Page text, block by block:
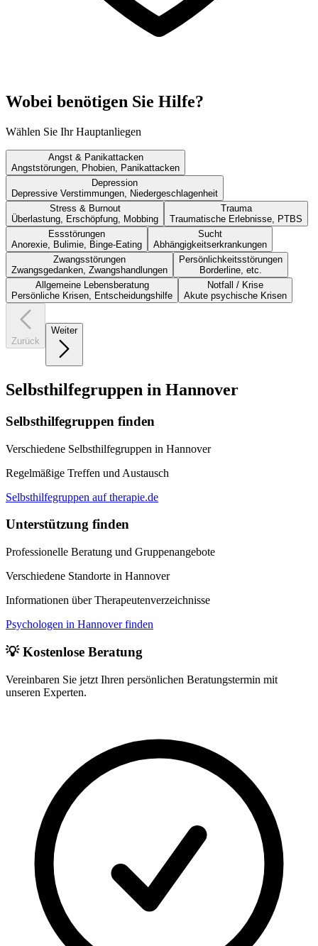
Wobei benötigen Sie Hilfe?
Wählen Sie Ihr Hauptanliegen
Angst & Panikattacken
Angststörungen, Phobien, Panikattacken
Depression
Depressive Verstimmungen, Niedergeschlagenheit
Stress & Burnout
Überlastung, Erschöpfung, Mobbing
Trauma
Traumatische Erlebnisse, PTBS
Essstörungen
Anorexie, Bulimie, Binge-Eating
Sucht
Abhängigkeitserkrankungen
Zwangsstörungen
Zwangsgedanken, Zwangshandlungen
Persönlichkeitsstörungen
Borderline, etc.
Allgemeine Lebensberatung
Persönliche Krisen, Entscheidungshilfe
Notfall / Krise
Akute psychische Krisen
Zurück
Weiter
Selbsthilfegruppen in Hannover
Selbsthilfegruppen finden
Verschiedene Selbsthilfegruppen in Hannover
Regelmäßige Treffen und Austausch
Selbsthilfegruppen auf therapie.de
Unterstützung finden
Professionelle Beratung und Gruppenangebote
Verschiedene Standorte in Hannover
Informationen über Therapeutenverzeichnisse
Psychologen in Hannover finden
💡 Kostenlose Beratung
Vereinbaren Sie jetzt Ihren persönlichen Beratungstermin mit
unseren Experten.